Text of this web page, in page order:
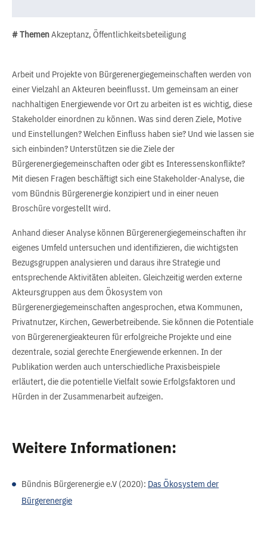
# ThemenAkzeptanz, Öffentlichkeitsbeteiligung
Arbeit und Projekte von Bürgerenergiegemeinschaften werden von
einer Vielzahl an Akteuren beeinflusst. Um gemeinsam an einer
nachhaltigen Energiewende vor Ort zu arbeiten ist es wichtig, diese
Stakeholder einordnen zu können. Was sind deren Ziele, Motive
und Einstellungen? Welchen Einfluss haben sie? Und wie lassen sie
sich einbinden? Unterstützen sie die Ziele der
Bürgerenergiegemeinschaften oder gibt es Interessenskonflikte?
Mit diesen Fragen beschäftigt sich eine Stakeholder-Analyse, die
vom Bündnis Bürgerenergie konzipiert und in einer neuen
Broschüre vorgestellt wird.
Anhand dieser Analyse können Bürgerenergiegemeinschaften ihr
eigenes Umfeld untersuchen und identifizieren, die wichtigsten
Bezugsgruppen analysieren und daraus ihre Strategie und
entsprechende Aktivitäten ableiten. Gleichzeitig werden externe
Akteursgruppen aus dem Ökosystem von
Bürgerenergiegemeinschaften angesprochen, etwa Kommunen,
Privatnutzer, Kirchen, Gewerbetreibende. Sie können die Potentiale
von Bürgerenergieakteuren für erfolgreiche Projekte und eine
dezentrale, sozial gerechte Energiewende erkennen. In der
Publikation werden auch unterschiedliche Praxisbeispiele
erläutert, die die potentielle Vielfalt sowie Erfolgsfaktoren und
Hürden in der Zusammenarbeit aufzeigen.
Weitere Informationen:
Bündnis Bürgerenergie e.V (2020): Das Ökosystem der
Bürgerenergie